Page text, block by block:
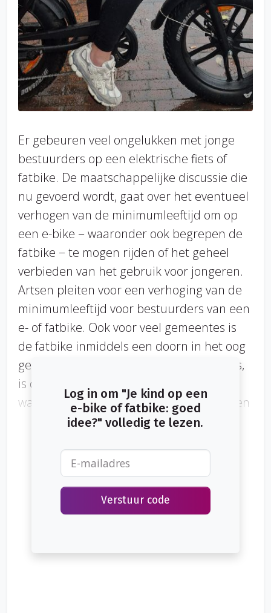
Er gebeuren veel ongelukken met jonge
bestuurders op een elektrische fiets of
fatbike. De maatschappelijke discussie die
nu gevoerd wordt, gaat over het eventueel
verhogen van de minimumleeftijd om op
een e-bike − waaronder ook begrepen de
fatbike − te mogen rijden of het geheel
verbieden van het gebruik voor jongeren.
Artsen pleiten voor een verhoging van de
minimumleeftijd voor bestuurders van een
e- of fatbike. Ook voor veel gemeentes is
de fatbike inmiddels een doorn in het oog
geworden. Waar minder aandacht voor is,
is de aansprakelijkheid bij een ongeluk
waarbij kinderen op een fatbike betrokken
zijn. Hoe zit het daarmee?
We maken eerst even een uitstapje naar het verleden.
Log in om "Je kind op een
e-bike of fatbike: goed
idee?" volledig te lezen.
Verstuur code